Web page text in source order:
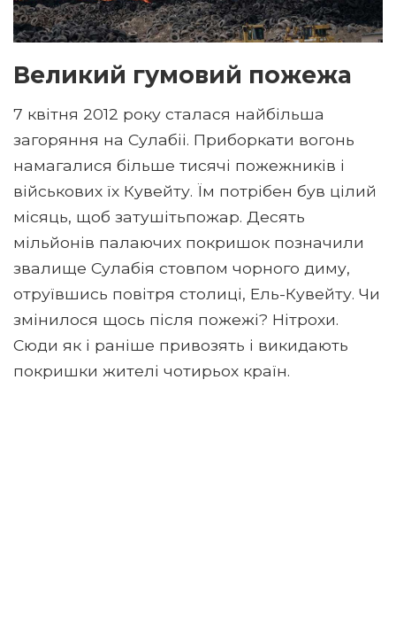
Великий гумовий пожежа
7 квітня 2012 року сталася найбільша
загоряння на Сулабіі. Приборкати вогонь
намагалися більше тисячі пожежників і
військових їх Кувейту. Їм потрібен був цілий
місяць, щоб затушітьпожар. Десять
мільйонів палаючих покришок позначили
звалище Сулабія стовпом чорного диму,
отруївшись повітря столиці, Ель-Кувейту. Чи
змінилося щось після пожежі? Нітрохи.
Сюди як і раніше привозять і викидають
покришки жителі чотирьох країн.